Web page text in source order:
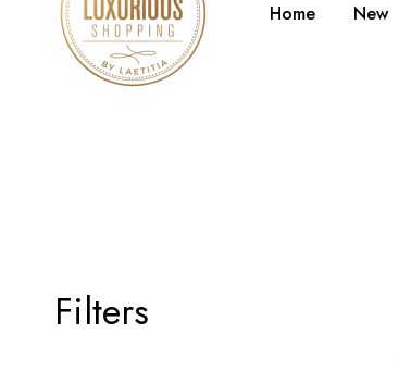
Home New
Filters